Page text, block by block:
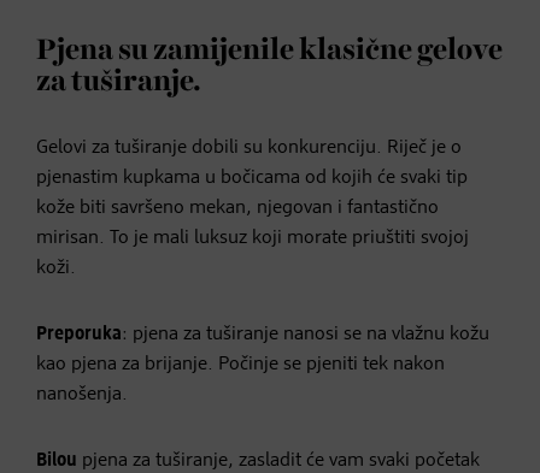
Pjena su zamijenile klasične gelove
za tuširanje.
Gelovi za tuširanje dobili su konkurenciju. Riječ je o
pjenastim kupkama u bočicama od kojih će svaki tip
kože biti savršeno mekan, njegovan i fantastično
mirisan. To je mali luksuz koji morate priuštiti svojoj
koži.
Preporuka: pjena za tuširanje nanosi se na vlažnu kožu
kao pjena za brijanje. Počinje se pjeniti tek nakon
nanošenja.
Bilou pjena za tuširanje, zasladit će vam svaki početak